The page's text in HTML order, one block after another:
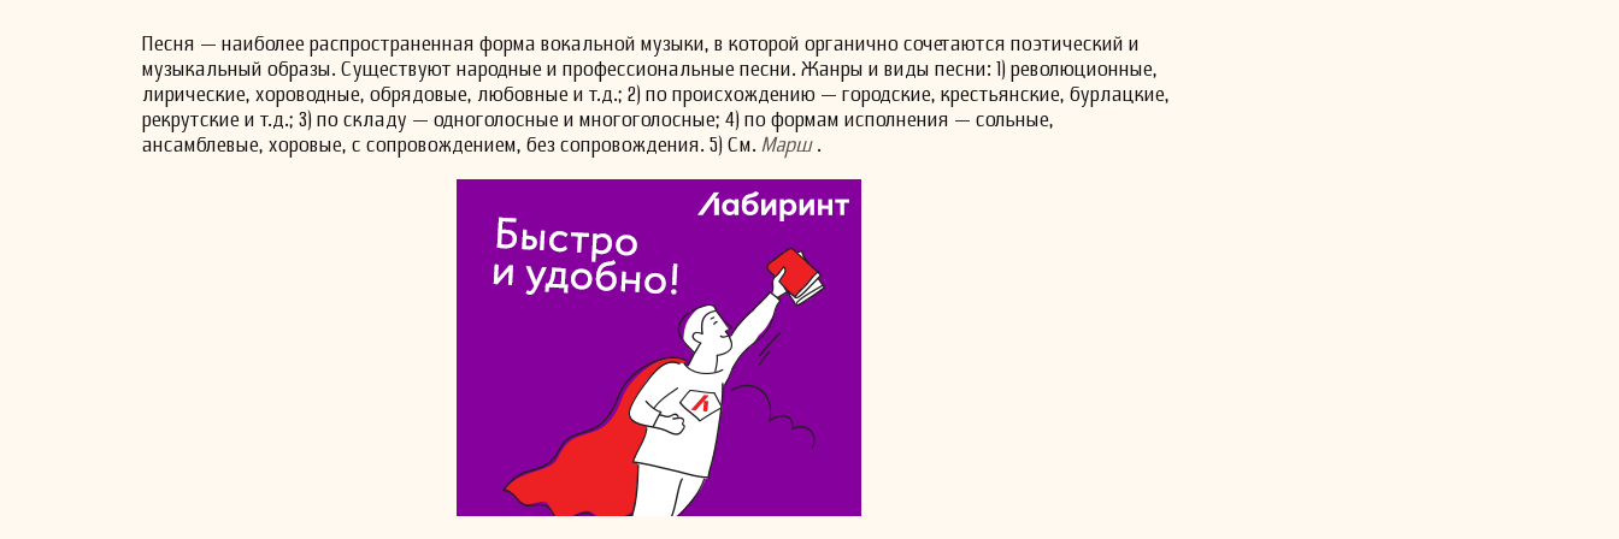
Песня — наиболее распространенная форма вокальной музыки, в которой органично сочетаются поэтический и
музыкальный образы. Существуют народные и профессиональные песни. Жанры и виды песни: 1) революционные,
лирические, хороводные, обрядовые, любовные и т.д.; 2) по происхождению — городские, крестьянские, бурлацкие,
рекрутские и т.д.; 3) по складу — одноголосные и многоголосные; 4) по формам исполнения — сольные,
ансамблевые, хоровые, с сопровождением, без сопровождения. 5) См. Марш .